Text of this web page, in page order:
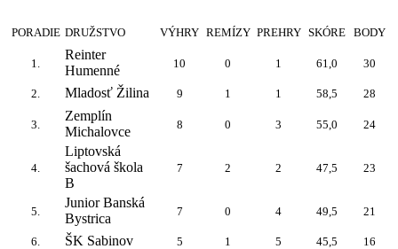
PORADIE DRUŽSTVO VÝHRY REMÍZY PREHRY SKÓRE BODY
1.
Reinter
Humenné
10 0 1 61,0 30
2. Mladosť Žilina 9 1 1 58,5 28
3.
Zemplín
Michalovce
8 0 3 55,0 24
4.
Liptovská
šachová škola
B
7 2 2 47,5 23
5.
Junior Banská
Bystrica
7 0 4 49,5 21
6. ŠK Sabinov 5 1 5 45,5 16